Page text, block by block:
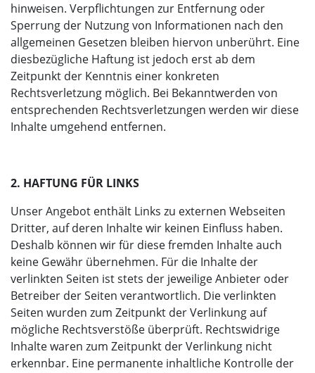
hinweisen. Verpflichtungen zur Entfernung oder
Sperrung der Nutzung von Informationen nach den
allgemeinen Gesetzen bleiben hiervon unberührt. Eine
diesbezügliche Haftung ist jedoch erst ab dem
Zeitpunkt der Kenntnis einer konkreten
Rechtsverletzung möglich. Bei Bekanntwerden von
entsprechenden Rechtsverletzungen werden wir diese
Inhalte umgehend entfernen.
2. HAFTUNG FÜR LINKS
Unser Angebot enthält Links zu externen Webseiten
Dritter, auf deren Inhalte wir keinen Einfluss haben.
Deshalb können wir für diese fremden Inhalte auch
keine Gewähr übernehmen. Für die Inhalte der
verlinkten Seiten ist stets der jeweilige Anbieter oder
Betreiber der Seiten verantwortlich. Die verlinkten
Seiten wurden zum Zeitpunkt der Verlinkung auf
mögliche Rechtsverstöße überprüft. Rechtswidrige
Inhalte waren zum Zeitpunkt der Verlinkung nicht
erkennbar. Eine permanente inhaltliche Kontrolle der